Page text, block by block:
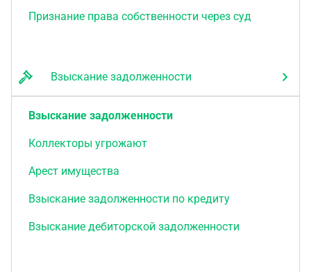
Признание права собственности через суд
Взыскание задолженности
Взыскание задолженности
Коллекторы угрожают
Арест имущества
Взыскание задолженности по кредиту
Взыскание дебиторской задолженности